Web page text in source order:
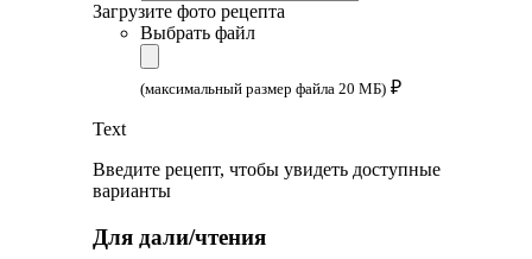
Загрузите фото рецепта
Выбрать файл
(максимальный размер файла 20 МБ) ₽
Text
Введите рецепт, чтобы увидеть доступные
варианты
Для дали/чтения